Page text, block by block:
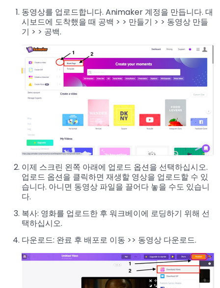
동영상를 업로드합니다. Animaker 계정을 만듭니다. 대
시보드에 도착했을 때 공백 > > 만들기 > > 동영상 만들
기 > > 공백.
이제 스크린 왼쪽 아래에 업로드 옵션을 선택하십시오.
업로드 옵션을 클릭하면 재생할 영상을 업로드할 수 있
습니다. 아니면 동영상 파일을 끌어다 놓을 수도 있습니
다.
복사: 영화를 업로드한 후 워크베이에 로딩하기 위해 선
택하십시오.
다운로드: 완료 후 배포로 이동 >> 동영상 다운로드.